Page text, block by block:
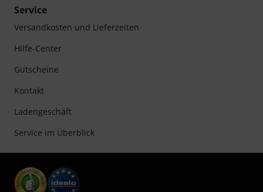
Service
Versandkosten und Lieferzeiten
Hilfe-Center
Gutscheine
Kontakt
Ladengeschäft
Service im Überblick